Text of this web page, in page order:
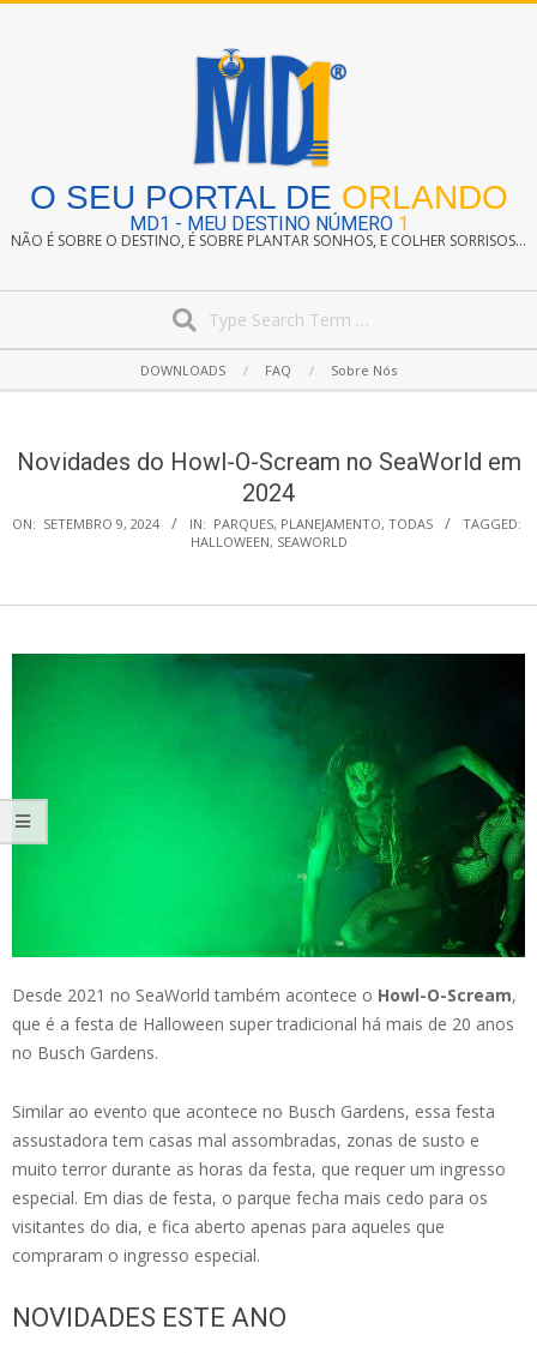
O SEU PORTAL DE ORLANDO
MD1 - MEU DESTINO NÚMERO 1
NÃO É SOBRE O DESTINO, É SOBRE PLANTAR SONHOS, E COLHER SORRISOS...
Navigation
DOWNLOADS FAQ Sobre Nós
Novidades do Howl-O-Scream no SeaWorld em
2024
ON: SETEMBRO 9, 2024 IN: PARQUES, PLANEJAMENTO, TODAS
TAGGED:
HALLOWEEN, SEAWORLD
Desde 2021 no SeaWorld também acontece o Howl-O-Scream,
que é a festa de Halloween super tradicional há mais de 20 anos
no Busch Gardens.
Similar ao evento que acontece no Busch Gardens, essa festa
assustadora tem casas mal assombradas, zonas de susto e
muito terror durante as horas da festa, que requer um ingresso
especial. Em dias de festa, o parque fecha mais cedo para os
visitantes do dia, e fica aberto apenas para aqueles que
compraram o ingresso especial.
NOVIDADES ESTE ANO